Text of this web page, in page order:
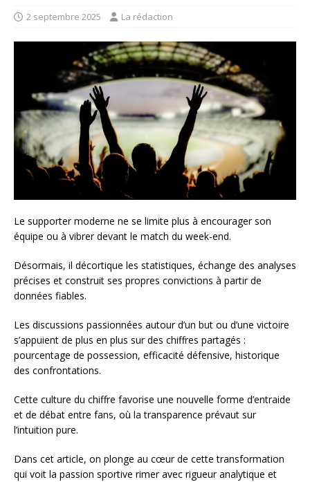
2 septembre 2025 La rédaction
Le supporter moderne ne se limite plus à encourager son
équipe ou à vibrer devant le match du week-end.
Désormais, il décortique les statistiques, échange des analyses
précises et construit ses propres convictions à partir de
données fiables.
Les discussions passionnées autour d’un but ou d’une victoire
s’appuient de plus en plus sur des chiffres partagés :
pourcentage de possession, efficacité défensive, historique
des confrontations.
Cette culture du chiffre favorise une nouvelle forme d’entraide
et de débat entre fans, où la transparence prévaut sur
l’intuition pure.
Dans cet article, on plonge au cœur de cette transformation
qui voit la passion sportive rimer avec rigueur analytique et